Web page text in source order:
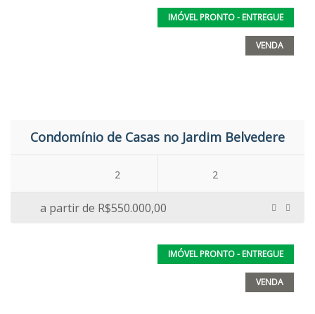
IMÓVEL PRONTO - ENTREGUE
VENDA
Condomínio de Casas no Jardim Belvedere
2 2
a partir de R$550.000,00
IMÓVEL PRONTO - ENTREGUE
VENDA